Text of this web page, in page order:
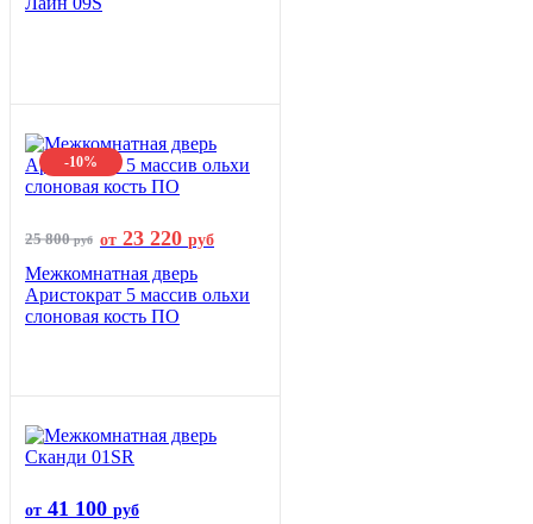
-10%
25 800руб от 23 220 руб
Межкомнатная дверь
Аристократ 5 массив ольхи
слоновая кость ПО
от 41 100 руб